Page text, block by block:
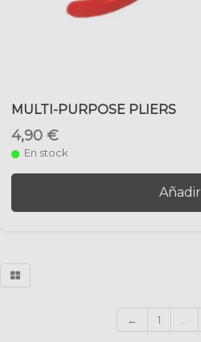
MULTI-PURPOSE PLIERS
4,90 €
En stock
Añadir
← 1 ...